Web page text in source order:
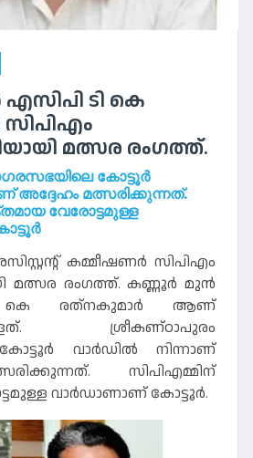
ടി കെ
മത്സര രംഗത്ത്.
കോട്ടൂര്‍
അദ്ദേഹം മത്സരിക്കുന്നത്.
വേരോട്ടമുള്ള
കമ്മീഷണര്‍ സിപിഎം
മത്സര രംഗത്ത്. കണ്ണൂര്‍ മുന്‍
കെ രത്‌നകുമാര്‍ ആണ്
ശ്രീകണ്ഠാപുരം
വാര്‍ഡില്‍ നിന്നാണ്
സിപിഎമ്മിന്
വാര്‍ഡാണാണ് കോട്ടൂർ.